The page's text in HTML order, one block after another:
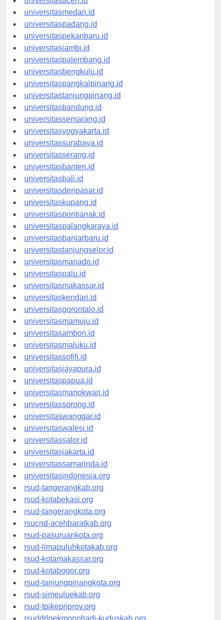
universitasaceh.id
universitasmedan.id
universitaspadang.id
universitaspekanbaru.id
universitasjambi.id
universitaspalembang.id
universitasbengkulu.id
universitaspangkalpinang.id
universitastanjungpinang.id
universitasbandung.id
universitassemarang.id
universitasyogyakarta.id
universitassurabaya.id
universitasserang.id
universitasbanten.id
universitasbali.id
universitasdenpasar.id
universitaskupang.id
universitaspontianak.id
universitaspalangkaraya.id
universitasbanjarbaru.id
universitastanjungselor.id
universitasmanado.id
universitaspalu.id
universitasmakassar.id
universitaskendari.id
universitasgorontalo.id
universitasmamuju.id
universitasambon.id
universitasmaluku.id
universitassofifi.id
universitasjayapura.id
universitaspapua.id
universitasmanokwari.id
universitassorong.id
universitaswanggar.id
universitaswalesi.id
universitassalor.id
universitasjakarta.id
universitassamarinda.id
universitasindonesia.org
rsud-tangerangkab.org
rsud-kotabekasi.org
rsud-tangerangkota.org
rsucnd-acehbaratkab.org
rsud-pasuruankota.org
rsud-limapuluhkotakab.org
rsud-kotamakassar.org
rsud-kotabogor.org
rsud-tanjungpinangkota.org
rsud-simeuluekab.org
rsud-tpikepriprov.org